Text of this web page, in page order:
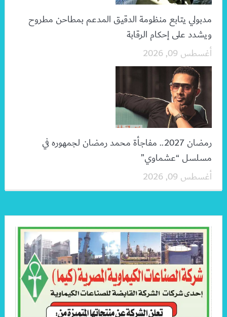
مدبولي يتابع منظومة الدقيق المدعم بمطاحن مطروح
ويشدد على إحكام الرقابة
أغسطس 09, 2026
رمضان 2027.. مفاجأة محمد رمضان لجمهوره في
مسلسل “عشماوي”
أغسطس 09, 2026